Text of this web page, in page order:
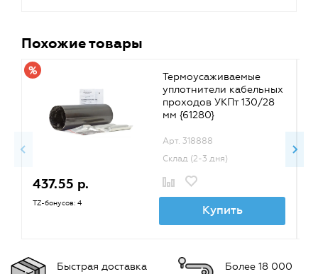
Похожие товары
Термоусаживаемые
уплотнители кабельных
проходов УКПт 130/28
мм {61280}
Арт. 318888
Склад (2-3 дня)
437.55 р.
TZ-бонусов: 4 Купить
Быстрая доставка
Более 18 000